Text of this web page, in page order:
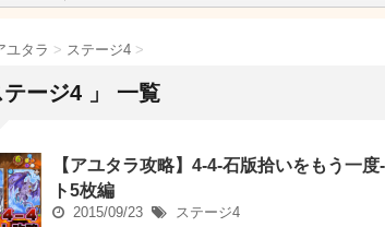
ユタラ > ステージ4 >
テージ4 」 一覧
【アユタラ攻略】4-4-石版拾いをもう一
ト5枚編
2015/09/23 ステージ4